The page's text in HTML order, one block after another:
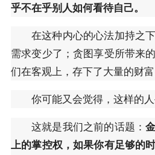
乎不在乎别人如何看待自己。
在这种内心的心法加持之
需求变少了；贪图享受所带来
们在客观上，存下了大量的财富
你可能又会觉得，这样的
这就是我们之前的话题：
上的掌控权，如果你有足够的